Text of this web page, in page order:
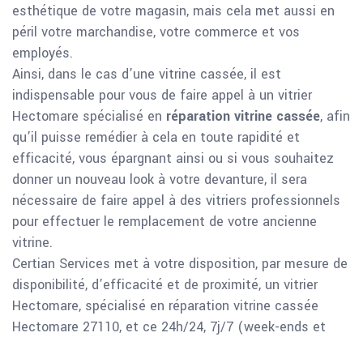
esthétique de votre magasin, mais cela met aussi en
péril votre marchandise, votre commerce et vos
employés.
Ainsi, dans le cas d’une vitrine cassée, il est
indispensable pour vous de faire appel à un vitrier
Hectomare spécialisé en réparation vitrine cassée, afin
qu’il puisse remédier à cela en toute rapidité et
efficacité, vous épargnant ainsi ou si vous souhaitez
donner un nouveau look à votre devanture, il sera
nécessaire de faire appel à des vitriers professionnels
pour effectuer le remplacement de votre ancienne
vitrine.
Certian Services met à votre disposition, par mesure de
disponibilité, d’efficacité et de proximité, un vitrier
Hectomare, spécialisé en réparation vitrine cassée
Hectomare 27110, et ce 24h/24, 7j/7 (week-ends et